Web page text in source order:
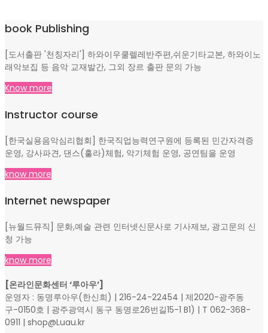
book Publishing
[도서출판 '천칭자리'] 하와이우쿨렐레반주편,쉬운기타교본, 하와이노
래악보집 등 음악 교재발간, 그외 장르 출판 문의 가능
Know more
Instructor course
[한국실용음악심리협회] 한국직업능력연구원에 등록된 민간자격증
운영, 강사파견, 댄스(훌라)체험, 악기체험 운영, 공연팀을 운영
know more
Internet newspaper
[뉴월드뮤직] 문화,예술 관련 인터넷신문사로 기사제보, 광고문의 신
청 가능
know more
[온라인문화센터 ‘루아우’]
운영자 : 동명루아우(한신희) | 216-24-22454 | 제2020-광주동
구-0150호 | 광주광역시 동구 동명로26번길15-1 B1) | T 062-368-
0911 | shop@Luau.kr